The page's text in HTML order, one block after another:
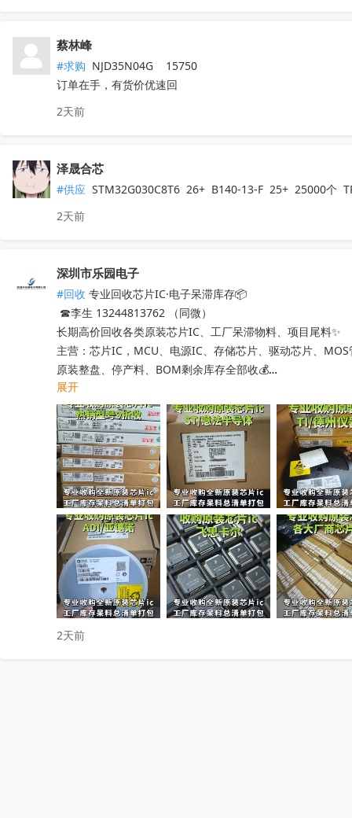
蔡林峰
#求购 NJD35N04G    15750
订单在手，有货价优速回
2天前
泽晟合芯
#供应 STM32G030C8T6  26+  B140-13-F  25+  25000个
2天前
深圳市乐园电子
#回收 专业回收芯片IC·电子呆滞库存📦
☎李生 13244813762 （同微）
长期高价回收各类原装芯片IC、工厂呆滞物料、项目尾料✨
主营：芯片IC，MCU、电源IC、存储芯片、驱动芯片、
原装整盘、停产料、BOM剩余库存全部收💰
工厂清仓、项目取消、仓库积压、过期呆滞物料均可处理
专业人员上门清点核验，报价透明无套路，现款现结不压款
小批量散料、大批量整仓囤货统一打包回收，全程保密处理
快速清空仓库，释放仓储空间，高效盘活闲置物料回笼资金
覆盖全国上门收货，珠三角、深圳区域当日上门看货📱
只需提供型号、数量、实物照片，免费快速精准估价
无中间商层层压价，出价高于同行，一站式清库存省心省力
有闲置电子库存欢迎随时联系洽谈！
收起
展开
2天前